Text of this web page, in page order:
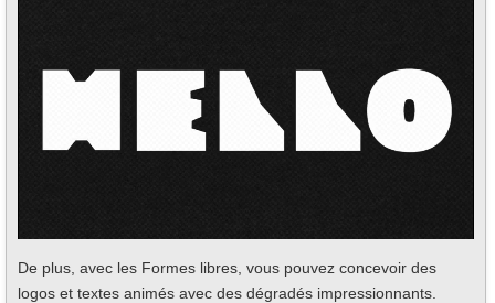
De plus, avec les Formes libres, vous pouvez concevoir des
logos et textes animés avec des dégradés impressionnants.